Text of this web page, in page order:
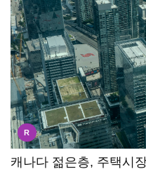
R
캐나다 젊은층, 주택시